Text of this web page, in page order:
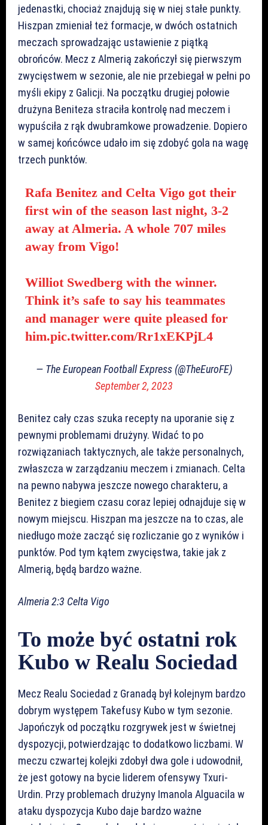
jedenastki, chociaż znajdują się w niej stałe punkty.
Hiszpan zmieniał też formacje, w dwóch ostatnich
meczach sprowadzając ustawienie z piątką
obrońców. Mecz z Almerią zakończył się pierwszym
zwycięstwem w sezonie, ale nie przebiegał w pełni po
myśli ekipy z Galicji. Na początku drugiej połowie
drużyna Beniteza straciła kontrolę nad meczem i
wypuściła z rąk dwubramkowe prowadzenie. Dopiero
w samej końcówce udało im się zdobyć gola na wagę
trzech punktów.
Rafa Benitez and Celta Vigo got their
first win of the season last night, 3-2
away at Almeria. A whole 707 miles
away from Vigo!
Williot Swedberg with the winner.
Think it’s safe to say his teammates
and manager were quite pleased for
him.pic.twitter.com/Rr1xEKPjL4
— The European Football Express (@TheEuroFE)
September 2, 2023
Benitez cały czas szuka recepty na uporanie się z
pewnymi problemami drużyny. Widać to po
rozwiązaniach taktycznych, ale także personalnych,
zwłaszcza w zarządzaniu meczem i zmianach. Celta
na pewno nabywa jeszcze nowego charakteru, a
Benitez z biegiem czasu coraz lepiej odnajduje się w
nowym miejscu. Hiszpan ma jeszcze na to czas, ale
niedługo może zacząć się rozliczanie go z wyników i
punktów. Pod tym kątem zwycięstwa, takie jak z
Almerią, będą bardzo ważne.
Almeria 2:3 Celta Vigo
To może być ostatni rok
Kubo w Realu Sociedad
Mecz Realu Sociedad z Granadą był kolejnym bardzo
dobrym występem Takefusy Kubo w tym sezonie.
Japończyk od początku rozgrywek jest w świetnej
dyspozycji, potwierdzając to dodatkowo liczbami. W
meczu czwartej kolejki zdobył dwa gole i udowodnił,
że jest gotowy na bycie liderem ofensywy Txuri-
Urdin. Przy problemach drużyny Imanola Alguacila w
ataku dyspozycja Kubo daje bardzo ważne